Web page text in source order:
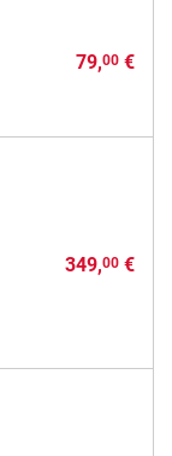
79,00€
349,00€